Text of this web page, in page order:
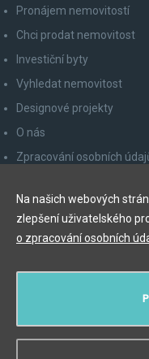
Pronájem nemovitostí
Chci prodat nemovitost
Investiční byty
Vyhledat nemovitost
Designové projekty
O nás
Zpracování osobních
Odhlášení z newsletteru
Myslíková 245/3, 110 00
Na našich webových
zlepšení uživatelského
o zpracování osobních